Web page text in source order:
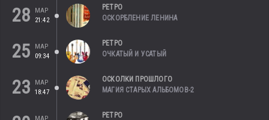
28
МАР
21:42
РЕТРО
ОСКОРБЛЕНИЕ ЛЕНИНА
25
МАР
09:34
РЕТРО
ОЧКАТЫЙ И УСАТЫЙ
23
МАР
18:47
ОСКОЛКИ ПРОШЛОГО
МАГИЯ СТАРЫХ АЛЬБОМОВ-2
РЕТРО